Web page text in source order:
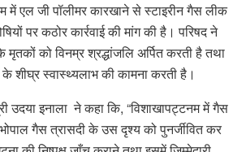
में एल जी पॉलीमर कारखाने से स्टाइरीन गैस लीक
पर कठोर कार्रवाई की मांग की है। परिषद ने
को विनम्र श्रद्धांजलि अर्पित करती है तथा
के शीघ्र स्वास्थ्यलाभ की कामना करती है।
उदया इनाला ने कहा कि, “विशाखापट्टनम में गैस
गैस त्रासदी के उस दृश्य को पुनर्जीवित कर